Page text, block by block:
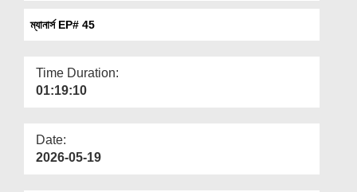
Departments
More
ম্যানার্স EP# 45
Time Duration:
01:19:10
Date:
2026-05-19